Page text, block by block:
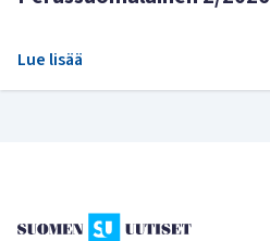
Lue lisää